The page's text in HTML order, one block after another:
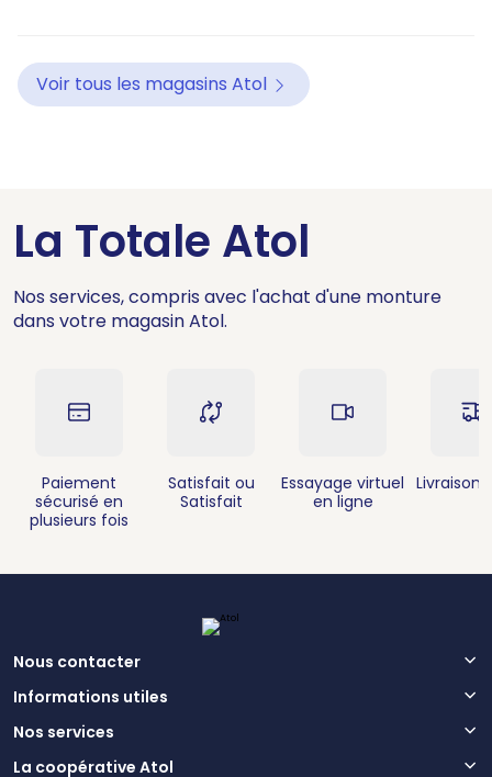
Voir tous les magasins Atol
La Totale Atol
Nos services, compris avec l'achat d'une monture
dans votre magasin Atol.
Paiement
sécurisé en
plusieurs fois
Satisfait ou
Satisfait
Essayage virtuel
en ligne
Livraison
Nous contacter
Informations utiles
Nos services
La coopérative Atol